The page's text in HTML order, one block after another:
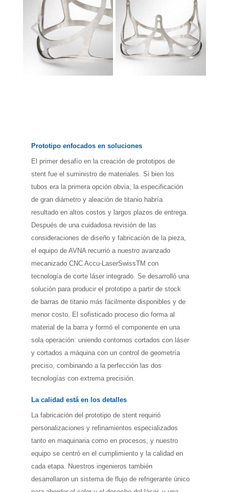
Prototipo enfocados en soluciones
El primer desafío en la creación de prototipos de
stent fue el suministro de materiales. Si bien los
tubos era la primera opción obvia, la especificación
de gran diámetro y aleación de titanio habría
resultado en altos costos y largos plazos de entrega.
Después de una cuidadosa revisión de las
consideraciones de diseño y fabricación de la pieza,
el equipo de AVNA recurrió a nuestro avanzado
mecanizado CNC Accu-LaserSwissTM con
tecnología de corte láser integrado. Se desarrolló una
solución para producir el prototipo a partir de stock
de barras de titanio más fácilmente disponibles y de
menor costo. El sofisticado proceso dio forma al
material de la barra y formó el componente en una
sola operación: uniendo contornos cortados con láser
y cortados a máquina con un control de geometría
preciso, combinando a la perfección las dos
tecnologías con extrema precisión.
La calidad está en los detalles
La fabricación del prototipo de stent requirió
personalizaciones y refinamientos especializados
tanto en maquinaria como en procesos, y nuestro
equipo se centró en el cumplimiento y la calidad en
cada etapa. Nuestros ingenieros también
desarrollaron un sistema de flujo de refrigerante único